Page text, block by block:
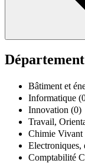
Département
Bâtiment et
Informatique
Innovation (0)
Travail,
Chimie Vivant
Electroniques,
Comptabilité